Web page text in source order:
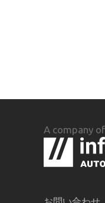
A company of